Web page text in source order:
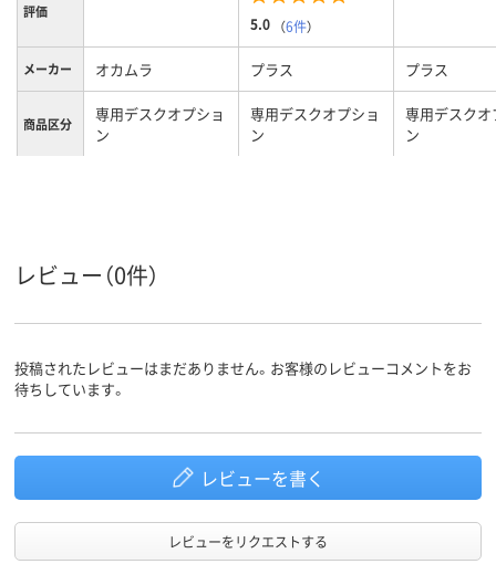
評価
5.0 （6件）
メーカー オカムラ プラス プラス
商品区分
専用デスクオプショ
ン
専用デスクオプショ
ン
専用デスクオ
ン
レビュー（0件）
投稿されたレビューはまだありません。お客様のレビューコメントをお
待ちしています。
レビューを書く
レビューをリクエストする